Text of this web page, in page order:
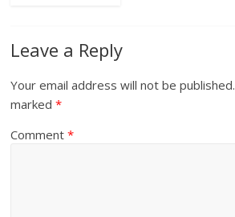
Leave a Reply
Your email address will not be published.
marked*
Comment*